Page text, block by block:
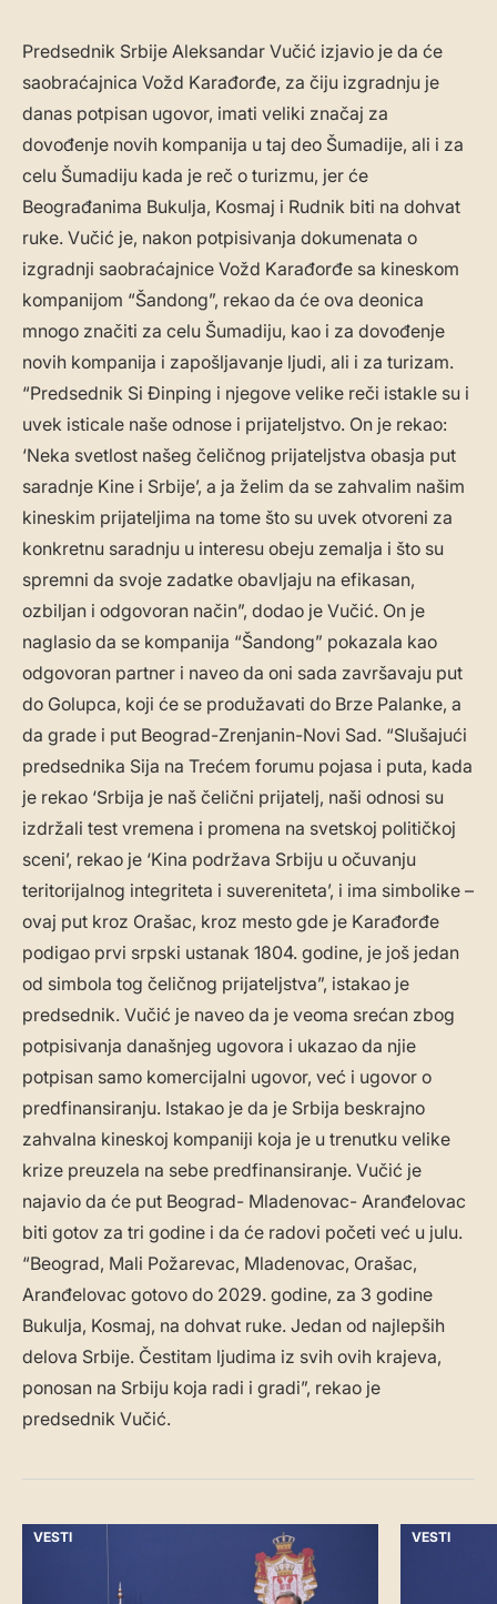
Predsednik Srbije Aleksandar Vučić izjavio je da će
saobraćajnica Vožd Karađorđe, za čiju izgradnju je
danas potpisan ugovor, imati veliki značaj za
dovođenje novih kompanija u taj deo Šumadije, ali i za
celu Šumadiju kada je reč o turizmu, jer će
Beograđanima Bukulja, Kosmaj i Rudnik biti na dohvat
ruke. Vučić je, nakon potpisivanja dokumenata o
izgradnji saobraćajnice Vožd Karađorđe sa kineskom
kompanijom “Šandong”, rekao da će ova deonica
mnogo značiti za celu Šumadiju, kao i za dovođenje
novih kompanija i zapošljavanje ljudi, ali i za turizam.
“Predsednik Si Đinping i njegove velike reči istakle su i
uvek isticale naše odnose i prijateljstvo. On je rekao:
‘Neka svetlost našeg čeličnog prijateljstva obasja put
saradnje Kine i Srbije’, a ja želim da se zahvalim našim
kineskim prijateljima na tome što su uvek otvoreni za
konkretnu saradnju u interesu obeju zemalja i što su
spremni da svoje zadatke obavljaju na efikasan,
ozbiljan i odgovoran način”, dodao je Vučić. On je
naglasio da se kompanija “Šandong” pokazala kao
odgovoran partner i naveo da oni sada završavaju put
do Golupca, koji će se produžavati do Brze Palanke, a
da grade i put Beograd-Zrenjanin-Novi Sad. “Slušajući
predsednika Sija na Trećem forumu pojasa i puta, kada
je rekao ‘Srbija je naš čelični prijatelj, naši odnosi su
izdržali test vremena i promena na svetskoj političkoj
sceni’, rekao je ‘Kina podržava Srbiju u očuvanju
teritorijalnog integriteta i suvereniteta’, i ima simbolike –
ovaj put kroz Orašac, kroz mesto gde je Karađorđe
podigao prvi srpski ustanak 1804. godine, je još jedan
od simbola tog čeličnog prijateljstva”, istakao je
predsednik. Vučić je naveo da je veoma srećan zbog
potpisivanja današnjeg ugovora i ukazao da njie
potpisan samo komercijalni ugovor, već i ugovor o
predfinansiranju. Istakao je da je Srbija beskrajno
zahvalna kineskoj kompaniji koja je u trenutku velike
krize preuzela na sebe predfinansiranje. Vučić je
najavio da će put Beograd- Mladenovac- Aranđelovac
biti gotov za tri godine i da će radovi početi već u julu.
“Beograd, Mali Požarevac, Mladenovac, Orašac,
Aranđelovac gotovo do 2029. godine, za 3 godine
Bukulja, Kosmaj, na dohvat ruke. Jedan od najlepših
delova Srbije. Čestitam ljudima iz svih ovih krajeva,
ponosan na Srbiju koja radi i gradi”, rekao je
predsednik Vučić.
VESTI VESTI